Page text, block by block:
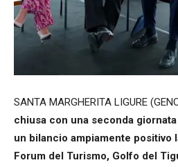
SANTA MARGHERITA LIGURE
chiusa con una seconda
un bilancio ampiamente positivo
Forum del Turismo, Golfo del